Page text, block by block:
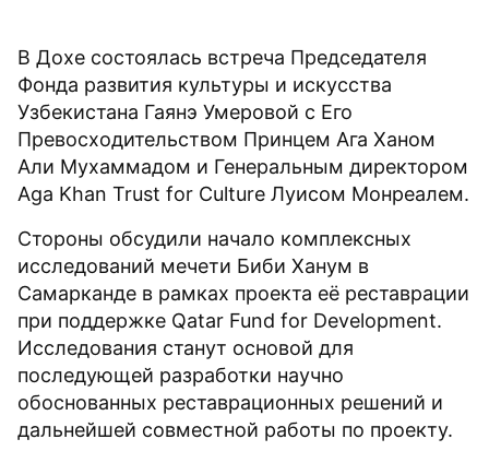
В Дохе состоялась встреча Председателя
Фонда развития культуры и искусства
Узбекистана Гаянэ Умеровой с Его
Превосходительством Принцем Ага Ханом
Али Мухаммадом и Генеральным директором
Aga Khan Trust for Culture Луисом Монреалем.
Стороны обсудили начало комплексных
исследований мечети Биби Ханум в
Самарканде в рамках проекта её реставрации
при поддержке Qatar Fund for Development.
Исследования станут основой для
последующей разработки научно
обоснованных реставрационных решений и
дальнейшей совместной работы по проекту.